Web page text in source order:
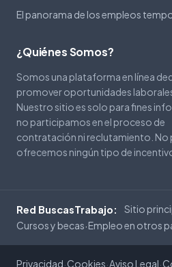
El panorama de los empleos
¿Quiénes Somos?
Somos una plataforma en línea
promover oportunidades laborales
Nuestro sitio es solo para fines
no participamos en el proceso de
contratación ni reclutamiento. No
ofrecemos ningún tipo de
Red BuscasTrabajo: Sitio
Cursos y becas·Empleo en otros
Privacidad·Cookies·Aviso Legal·